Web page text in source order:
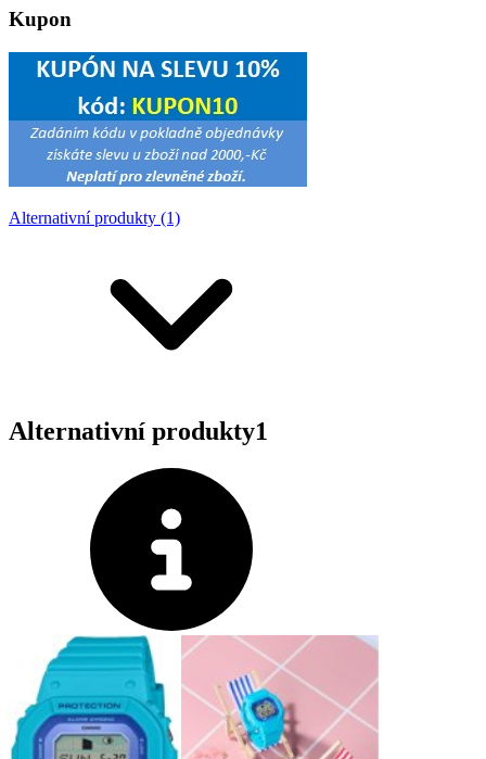
Kupon
Alternativní produkty (1)
Alternativní produkty1